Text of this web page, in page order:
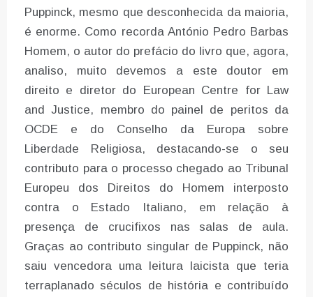
Puppinck, mesmo que desconhecida da maioria,
é enorme. Como recorda António Pedro Barbas
Homem, o autor do prefácio do livro que, agora,
analiso, muito devemos a este doutor em
direito e diretor do European Centre for Law
and Justice, membro do painel de peritos da
OCDE e do Conselho da Europa sobre
Liberdade Religiosa, destacando-se o seu
contributo para o processo chegado ao Tribunal
Europeu dos Direitos do Homem interposto
contra o Estado Italiano, em relação à
presença de crucifixos nas salas de aula.
Graças ao contributo singular de Puppinck, não
saiu vencedora uma leitura laicista que teria
terraplanado séculos de história e contribuído